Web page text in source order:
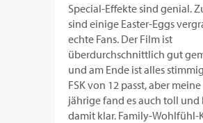
Special-Effekte sind genial.
sind einige Easter-Eggs
echte Fans. Der Film ist
überdurchschnittlich gut
und am Ende ist alles
FSK von 12 passt, aber meine
jährige fand es auch toll und
damit klar. Family-Wohlfühl-